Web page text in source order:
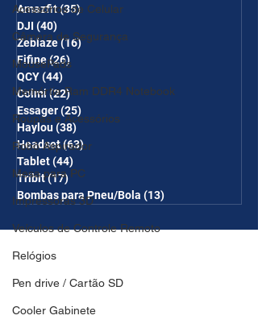
Acessórios de Celular
Câmera de Segurança
MousePads
Memórtia Ram DDR4 Notebook
Roupas e Acessórios
Robô Aspirador
Mesa para PC
Impressoras 3D
Veículos de Controle Remoto
Relógios
Pen drive / Cartão SD
Cooler Gabinete
Amazfit(35)35 posts
DJI (40)
Zeblaze(16)16 posts
Fifine(26)26 posts
QCY(44)
Colmi(22)22 posts
Essager(25)
Haylou(38)
Headset(63)63 posts
Tablet(44)
Tribit(17)17 posts
Bombas para Pneu/Bola (13)